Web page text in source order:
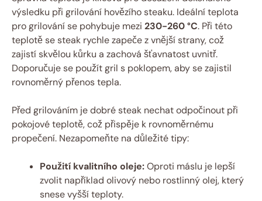
výsledku při grilování hovězího steaku. Ideální teplota
pro grilování se pohybuje mezi 230-260 °C. Při této
teplotě se steak rychle zapeče z vnější strany, což
zajistí skvělou kůrku a zachová šťavnatost uvnitř.
Doporučuje se použít gril s poklopem, aby se zajistil
rovnoměrný přenos tepla.
Před grilováním je dobré steak nechat odpočinout při
pokojové teplotě, což přispěje k rovnoměrnému
propečení. Nezapomeňte na důležité tipy:
Použití kvalitního oleje:Oproti máslu je lepší
zvolit například olivový nebo rostlinný olej, který
snese vyšší teploty.